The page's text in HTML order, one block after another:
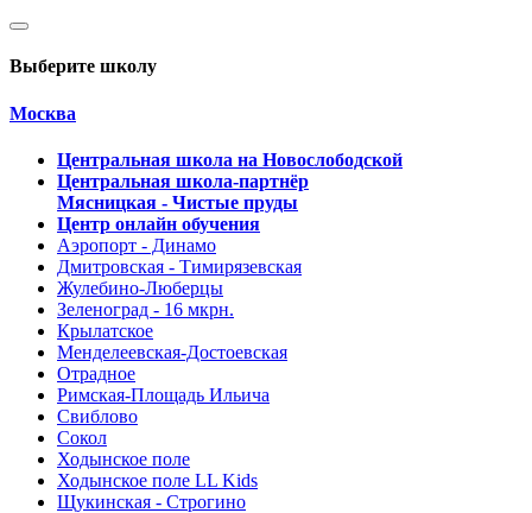
Выберите школу
Москва
Центральная школа на Новослободской
Центральная школа-партнёр
Мясницкая - Чистые пруды
Центр онлайн обучения
Аэропорт - Динамо
Дмитровская - Тимирязевская
Жулебино-Люберцы
Зеленоград - 16 мкрн.
Крылатское
Менделеевская-Достоевская
Отрадное
Римская-Площадь Ильича
Свиблово
Сокол
Ходынское поле
Ходынское поле LL Kids
Щукинская - Строгино